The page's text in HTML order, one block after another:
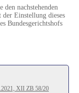
den nachstehenden
Einstellung dieses
Bundesgerichtshofs
XII ZB 58/20